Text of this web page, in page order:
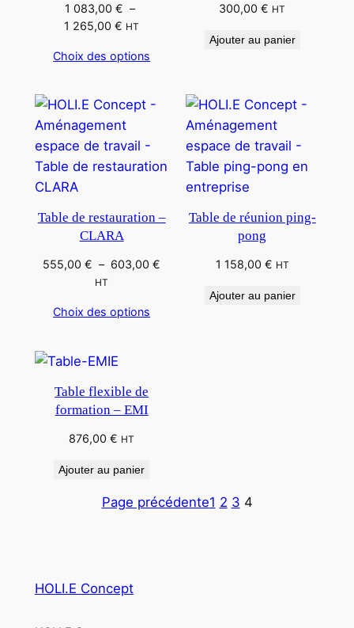
1 083,00€ –
1 265,00€ Plage
prix :
à
1
265,00 €
HT
Choix des options
300,00€ HT
Ajouter au panier
Table de restauration –
CLARA
555,00€ – 603,00€
HT
Choix des options
Table de réunion ping-
pong
1 158,00 € HT
Ajouter au panier
Table flexible de
formation – EMI
876,00€ HT
Ajouter au panier
Page précédente1 2 3 4
HOLI.E Concept